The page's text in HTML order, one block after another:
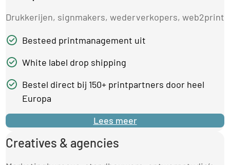
Drukkerijen, signmakers, wederverkopers, web2print
Besteed printmanagement uit
White label drop shipping
Bestel direct bij 150+ printpartners door heel
Europa
Lees meer
Creatives & agencies